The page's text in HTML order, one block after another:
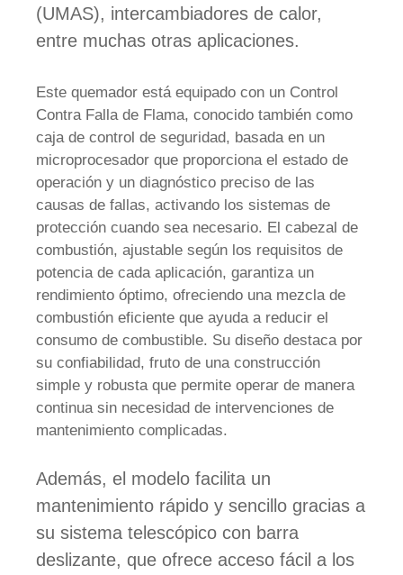
(UMAS), intercambiadores de calor,
entre muchas otras aplicaciones.
Este quemador está equipado con un Control
Contra Falla de Flama, conocido también como
caja de control de seguridad, basada en un
microprocesador que proporciona el estado de
operación y un diagnóstico preciso de las
causas de fallas, activando los sistemas de
protección cuando sea necesario. El cabezal de
combustión, ajustable según los requisitos de
potencia de cada aplicación, garantiza un
rendimiento óptimo, ofreciendo una mezcla de
combustión eficiente que ayuda a reducir el
consumo de combustible. Su diseño destaca por
su confiabilidad, fruto de una construcción
simple y robusta que permite operar de manera
continua sin necesidad de intervenciones de
mantenimiento complicadas.
Además, el modelo facilita un
mantenimiento rápido y sencillo gracias a
su sistema telescópico con barra
deslizante, que ofrece acceso fácil a los